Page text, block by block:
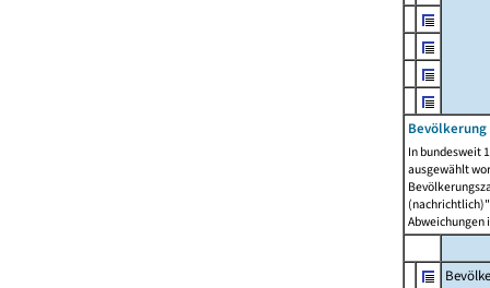
In bundesweit
ausgewählt
Abweichungen